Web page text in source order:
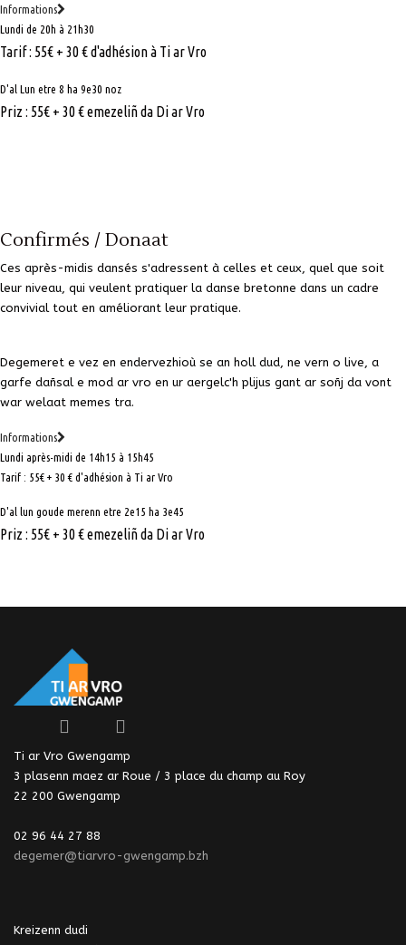
Informations
Lundi de 20h à 21h30
Tarif : 55€ + 30 € d'adhésion à Ti ar Vro
D'al Lun etre 8 ha 9e30 noz
Priz : 55€ + 30 € emezeliñ da Di ar Vro
Confirmés / Donaat
Ces après-midis dansés s'adressent à celles et ceux, quel que soit
leur niveau, qui veulent pratiquer la danse bretonne dans un cadre
convivial tout en améliorant leur pratique.
Degemeret e vez en endervezhioù se an holl dud, ne vern o live, a
garfe dañsal e mod ar vro en ur aergelc'h plijus gant ar soñj da vont
war welaat memes tra.
Informations
Lundi après-midi de 14h15 à 15h45
Tarif : 55€ + 30 € d'adhésion à Ti ar Vro
D'al lun goude merenn etre 2e15 ha 3e45
Priz : 55€ + 30 € emezeliñ da Di ar Vro
Ti ar Vro Gwengamp
3 plasenn maez ar Roue / 3 place du champ au Roy
22 200 Gwengamp
02 96 44 27 88
degemer@tiarvro-gwengamp.bzh
Kreizenn dudi